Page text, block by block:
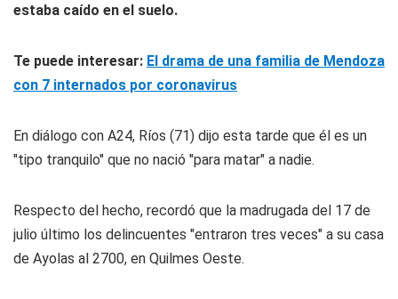
estaba caído en el suelo.
Te puede interesar: El drama de una familia de Mendoza
con 7 internados por coronavirus
En diálogo con A24, Ríos (71) dijo esta tarde que él es un
"tipo tranquilo" que no nació "para matar" a nadie.
Respecto del hecho, recordó que la madrugada del 17 de
julio último los delincuentes "entraron tres veces" a su casa
de Ayolas al 2700, en Quilmes Oeste.